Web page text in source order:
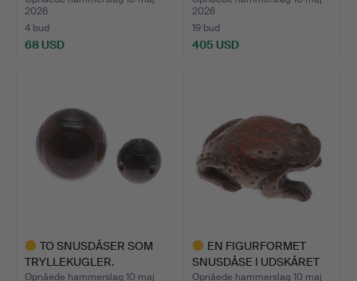
2026
4 bud
68 USD
2026
19 bud
405 USD
TO SNUSDÅSER SOM
TRYLLEKUGLER.
Opnåede hammerslag 10 maj
EN FIGURFORMET
SNUSDÅSE I UDSKÅRET
TRÆ.
Opnåede hammerslag 10 maj